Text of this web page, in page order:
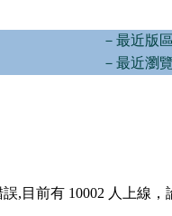
－最近版
－最近瀏
,目前有 10002 人上線